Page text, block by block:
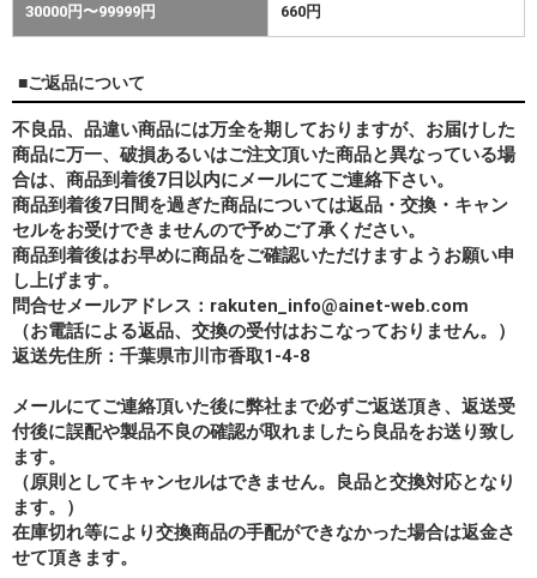
30000円〜99999円 660円
■ご返品について
不良品、品違い商品には万全を期しておりますが、お届けした
商品に万一、破損あるいはご注文頂いた商品と異なっている場
合は、商品到着後7日以内にメールにてご連絡下さい。
商品到着後7日間を過ぎた商品については返品・交換・キャン
セルをお受けできませんので予めご了承ください。
商品到着後はお早めに商品をご確認いただけますようお願い申
し上げます。
問合せメールアドレス：rakuten_info@ainet-web.com
（お電話による返品、交換の受付はおこなっておりません。）
返送先住所：千葉県市川市香取1-4-8
メールにてご連絡頂いた後に弊社まで必ずご返送頂き、返送受
付後に誤配や製品不良の確認が取れましたら良品をお送り致し
ます。
（原則としてキャンセルはできません。良品と交換対応となり
ます。）
在庫切れ等により交換商品の手配ができなかった場合は返金さ
せて頂きます。